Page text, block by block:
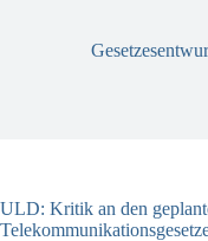
ULD: Kritik an den